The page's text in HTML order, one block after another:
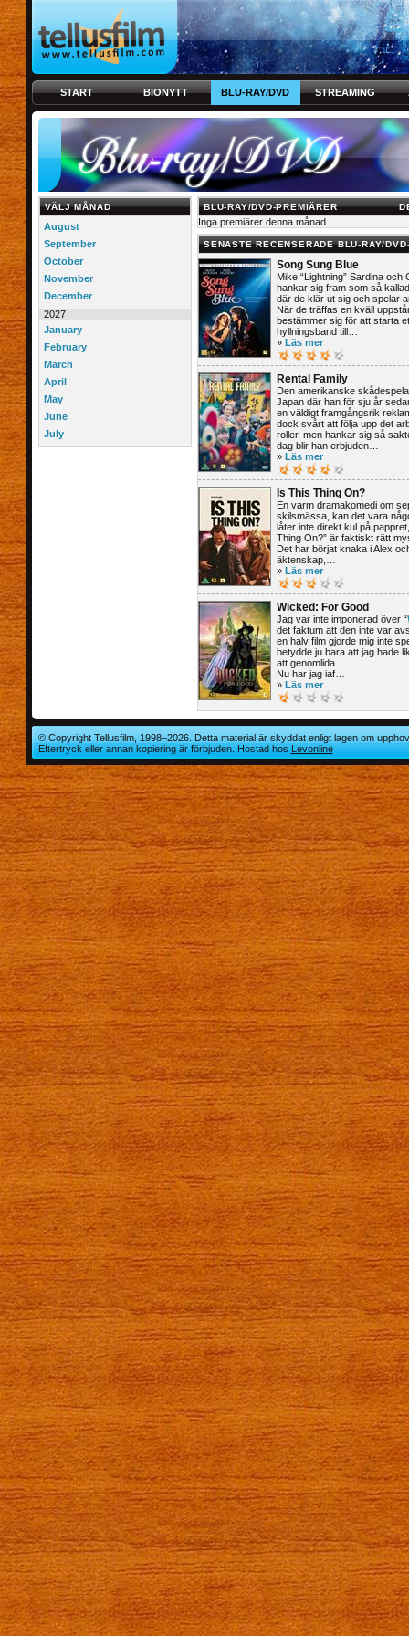
START BIONYTT BLU-RAY/DVD STREAMING
VÄLJ MÅNAD
August
September
October
November
December
2027
January
February
March
April
May
June
July
BLU-RAY/DVD-PREMIÄRER
Inga premiärer denna månad.
SENASTE RECENSERADE BLU-RAY/
Song Sung Blue
Mike “Lightning” Sardina och
hankar sig fram som så
där de klär ut sig och spelar
När de träffas en kväll
bestämmer sig för att starta
hyllningsband till…
» Läs mer
Rental Family
Den amerikanske
Japan där han för sju år
en väldigt framgångsrik
dock svårt att följa upp det
roller, men hankar sig så
dag blir han erbjuden…
» Läs mer
Is This Thing On?
En varm dramakomedi om
skilsmässa, kan det vara
låter inte direkt kul på
Thing On?” är faktiskt rätt
Det har börjat knaka i Alex
äktenskap,…
» Läs mer
Wicked: For Good
Jag var inte imponerad över “
det faktum att den inte var
en halv film gjorde mig inte
betydde ju bara att jag hade
att genomlida.
Nu har jag iaf…
» Läs mer
© Copyright Tellusfilm, 1998–2026. Detta material är skyddat enligt lagen om
Eftertryck eller annan kopiering är förbjuden. Hostad hosLevonline